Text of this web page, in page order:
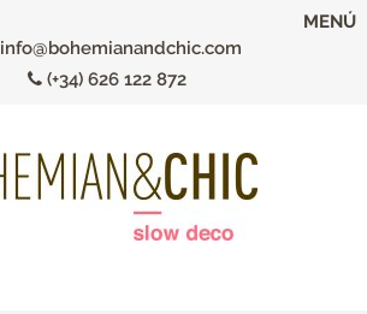
info@bohemianandchic.com
(+34) 626 122 872
MENÚ